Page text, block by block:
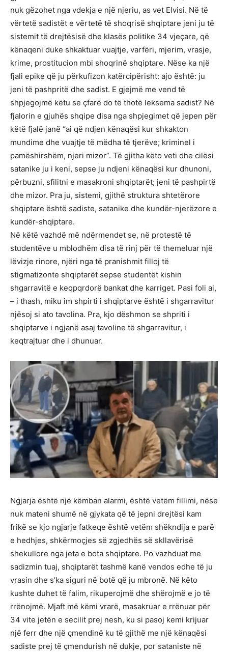
nuk gëzohet nga vdekja e një njeriu, as vet Elvisi. Në të
vërtetë sadistët e vërtetë të shoqrisë shqiptare jeni ju të
sistemit të drejtësisë dhe klasës politike 34 vjeçare, që
kënaqeni duke shkaktuar vuajtje, varfëri, mjerim, vrasje,
krime, prostitucion mbi shoqrinë shqiptare. Nëse ka një
fjali epike që ju përkufizon katërcipërisht: ajo është: ju
jeni të pashpritë dhe sadist. E gjejmë me vend të
shpjegojmë këtu se çfarë do të thotë leksema sadist? Në
fjalorin e gjuhës shqipe disa nga shpjegimet që jepen për
këtë fjalë janë “ai që ndjen kënaqësi kur shkakton
mundime dhe vuajtje të mëdha të tjerëve; kriminel i
pamëshirshëm, njeri mizor”. Të gjitha këto veti dhe cilësi
satanike ju i keni, sepse ju ndjeni kënaqësi kur dhunoni,
përbuzni, sfilitni e masakroni shqiptarët; jeni të pashpirtë
dhe mizor. Pra ju, sistemi, gjithë struktura shtetërore
shqiptare është sadiste, satanike dhe kundër-njerëzore e
kundër-shqiptare.
Në këtë vazhdë më ndërmendet se, në protestë të
studentëve u mblodhëm disa të rinj për të themeluar një
lëvizje rinore, njëri nga të pranishmit filloj të
stigmatizonte shqiptarët sepse studentët kishin
shgarravitë e keqpqrdorë bankat dhe karriget. Pasi foli ai,
– i thash, miku im shpirti i shqiptarve është i shgarravitur
njësoj si ato tavolina. Pra, kjo dëshmon se shpriti i
shqiptarve i ngjanë asaj tavoline të shgarravitur, i
keqtrajtuar dhe i dhunuar.
Ngjarja është një këmban alarmi, është vetëm fillimi, nëse
nuk mateni shumë në gjykata që të jepni drejtësi kam
frikë se kjo ngjarje fatkeqe është vetëm shëkndija e parë
e hedhjes, shkërmoçjes së zgjedhës së skllavërisë
shekullore nga jeta e bota shqiptare. Po vazhduat me
sadizmin tuaj, shqiptarët tashmë kanë vendos edhe të ju
vrasin dhe s’ka siguri në botë që ju mbronë. Në këto
kushte duhet të falim, rikuperojmë dhe shërojmë e jo të
rrënojmë. Mjaft më këmi vrarë, masakruar e rrënuar për
34 vite jetën e secilit prej nesh, ku si pasoj kemi krijuar
një ferr dhe një çmendinë ku të gjithë me një kënaqësi
sadiste prej të çmendurish në dukje, por sataniste në